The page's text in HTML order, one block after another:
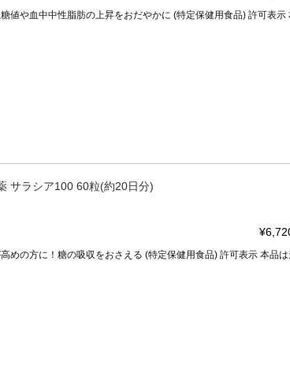
値や血中中性脂肪の上昇をおだやかに (特定保健用食品) 許可表示
サラシア100 60粒(約20日分)
めの方に！糖の吸収をおさえる (特定保健用食品) 許可表示 本品